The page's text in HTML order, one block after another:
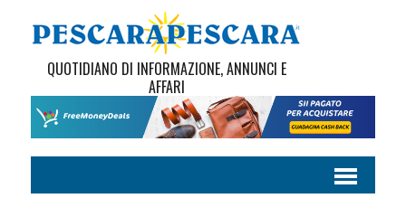
QUOTIDIANO DI INFORMAZIONE, ANNUNCI E
AFFARI